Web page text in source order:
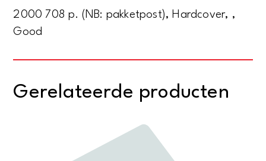
2000 708 p. (NB: pakketpost), Hardcover, ,
Good
Gerelateerde producten